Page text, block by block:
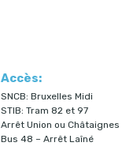
Accès:
SNCB: Bruxelles Midi
STIB: Tram 82 et 97
Arrêt Union ou Châtaignes
Bus 48 – Arrêt Laîné